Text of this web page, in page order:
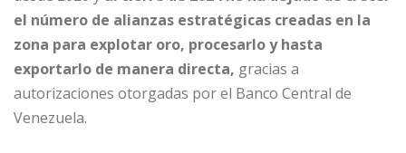
el número de alianzas estratégicas creadas en la
zona para explotar oro, procesarlo y hasta
exportarlo de manera directa, gracias a
autorizaciones otorgadas por el Banco Central de
Venezuela.